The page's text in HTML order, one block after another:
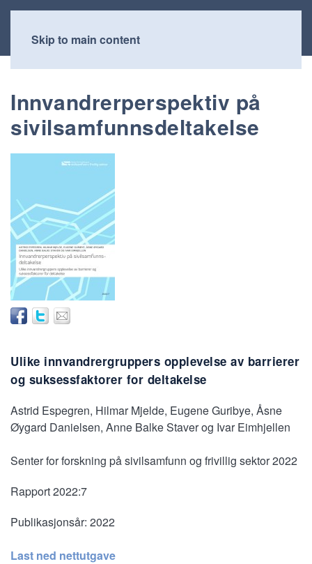
Skip to main content
Innvandrerperspektiv på
sivilsamfunnsdeltakelse
Ulike innvandrergruppers opplevelse av barrierer
og suksessfaktorer for deltakelse
Astrid Espegren, Hilmar Mjelde, Eugene Guribye, Åsne
Øygard Danielsen, Anne Balke Staver og Ivar Eimhjellen
Senter for forskning på sivilsamfunn og frivillig sektor 2022
Rapport 2022:7
Publikasjonsår: 2022
Last ned nettutgave